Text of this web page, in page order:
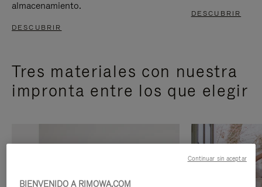
almacenamiento.
DESCUBRIR
DESCUBRIR
Tres materiales con nuestra
impronta entre los que elegir
BIENVENIDO A RIMOWA.COM
Continuar sin aceptar